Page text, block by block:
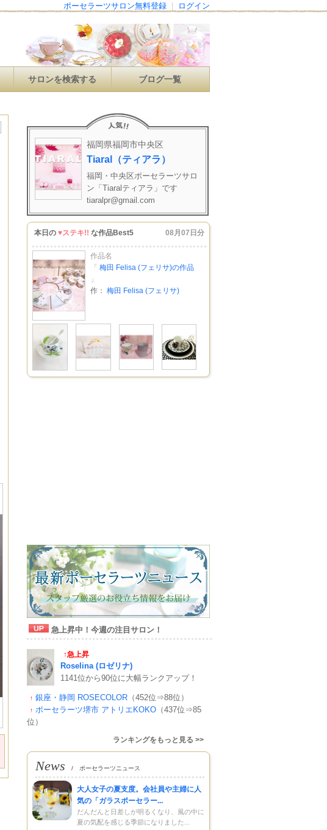
ログイン
ポーセラーツサロン無料登録
サロンを検索する ブログ一覧
福岡県福岡市中央区
Tiaral（ティアラ）
福岡・中央区ポーセラーツサロ
ン「Tiaralティアラ」です
tiaralpr@gmail.com
本日の ♥ステキ!! な作品Best5 08月07日分
作品名
「 梅田 Felisa (フェリサ)の作品
」
作： 梅田 Felisa (フェリサ)
急上昇中！今週の注目サロン！
↑急上昇
Roselina (ロゼリナ)
1141位から90位に大幅ランクアップ！
↑ 銀座・静岡 ROSECOLOR （452位⇒88位）
↑ ポーセラーツ堺市 アトリエKOKO （437位⇒85
位）
ランキングをもっと見る >>
News / ポーセラーツニュース
大人女子の夏支度。会社員や主婦に人
気の「ガラスポーセラー...
だんだんと日差しが明るくなり、風の中に
夏の気配を感じる季節になりました...